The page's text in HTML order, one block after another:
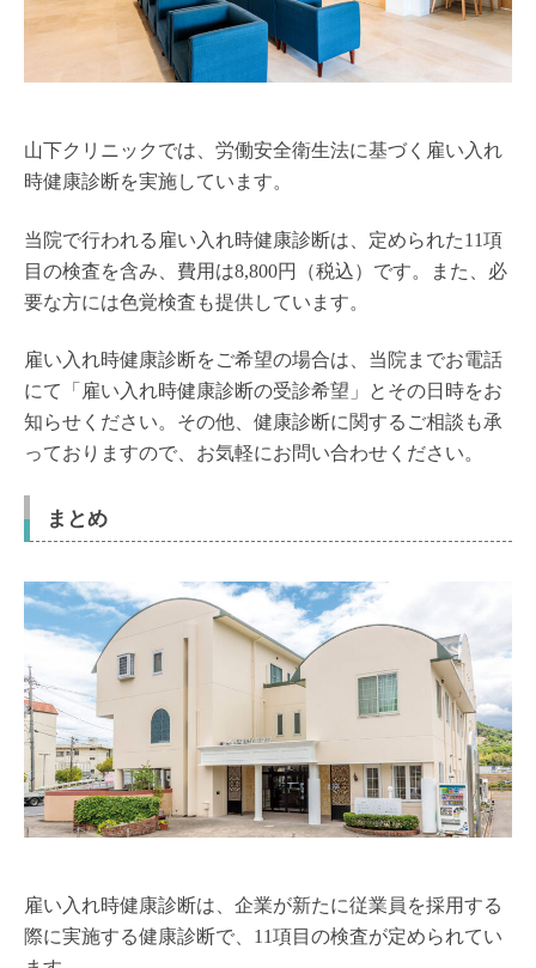
山下クリニックでは、労働安全衛生法に基づく雇い入れ
時健康診断を実施しています。
当院で行われる雇い入れ時健康診断は、定められた11項
目の検査を含み、費用は8,800円（税込）です。また、必
要な方には色覚検査も提供しています。
雇い入れ時健康診断をご希望の場合は、当院までお電話
にて「雇い入れ時健康診断の受診希望」とその日時をお
知らせください。その他、健康診断に関するご相談も承
っておりますので、お気軽にお問い合わせください。
まとめ
雇い入れ時健康診断は、企業が新たに従業員を採用する
際に実施する健康診断で、11項目の検査が定められてい